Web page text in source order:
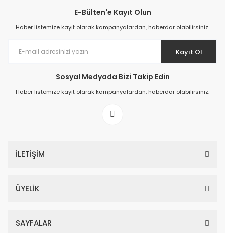
E-Bülten'e Kayıt Olun
Haber listemize kayıt olarak kampanyalardan, haberdar olabilirsiniz.
Kayıt Ol
Sosyal Medyada Bizi Takip Edin
Haber listemize kayıt olarak kampanyalardan, haberdar olabilirsiniz.
İLETİŞİM
ÜYELİK
SAYFALAR